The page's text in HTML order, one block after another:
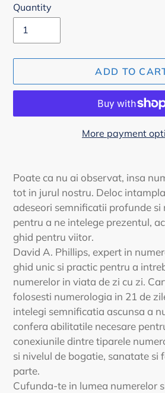
Quantity
ADD TO
More payment
product
to
your
cart
Poate ca nu ai observat, insa
tot in jurul nostru. Deloc
adeseori semnificatii profunde si
pentru a ne intelege prezentul,
ghid pentru viitor.
David A. Phillips, expert in
ghid unic si practic pentru a
numerelor in viata de zi cu zi.
folosesti numerologia in 21 de
intelegi semnificatia ascunsa a
confera abilitatile necesare
conexiunile dintre tiparele
si nivelul de bogatie, sanatate si
parte.
Cufunda-te in lumea numerelor